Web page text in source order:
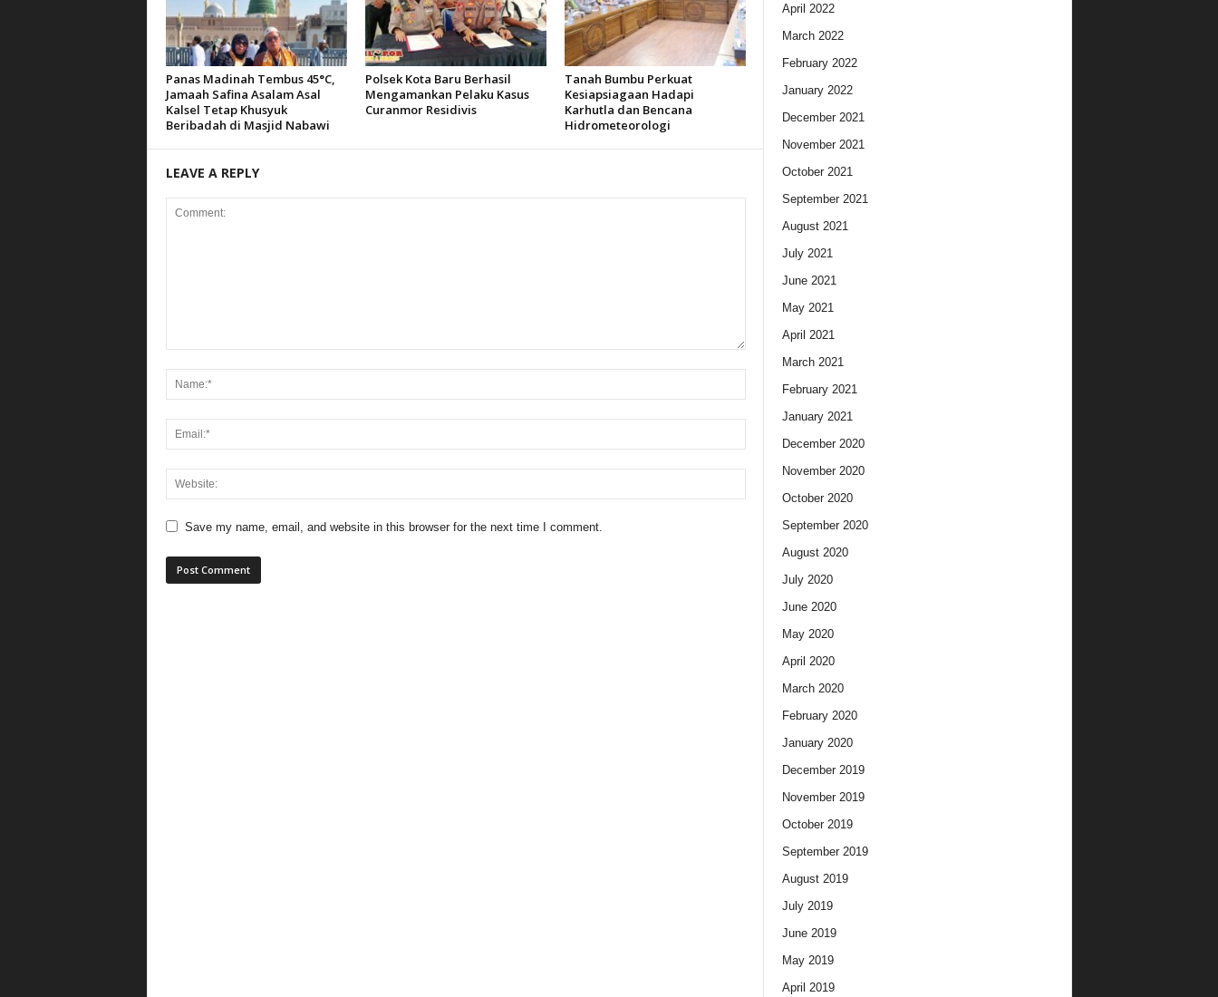
Panas Madinah Tembus 45°C,
Jamaah Safina Asalam Asal
Kalsel Tetap Khusyuk
Beribadah di Masjid Nabawi
Polsek Kota Baru Berhasil
Mengamankan Pelaku Kasus
Curanmor Residivis
Tanah Bumbu Perkuat
Kesiapsiagaan Hadapi
Karhutla dan Bencana
Hidrometeorologi
LEAVE A REPLY
Save my name, email, and website in this browser for the next time I comment.
April 2022
March 2022
February 2022
January 2022
December 2021
November 2021
October 2021
September 2021
August 2021
July 2021
June 2021
May 2021
April 2021
March 2021
February 2021
January 2021
December 2020
November 2020
October 2020
September 2020
August 2020
July 2020
June 2020
May 2020
April 2020
March 2020
February 2020
January 2020
December 2019
November 2019
October 2019
September 2019
August 2019
July 2019
June 2019
May 2019
April 2019